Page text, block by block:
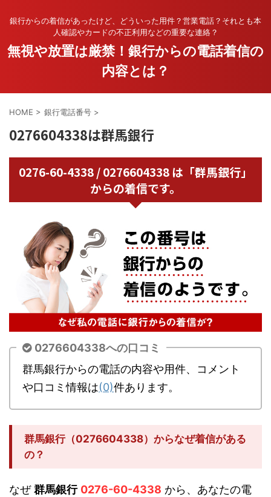
銀行からの着信があったけど、どういった用件？営業電話？それとも本
人確認やカードの不正利用などの重要な連絡？
無視や放置は厳禁！銀行からの電話着信の
内容とは？
HOME > 銀行電話番号 >
0276604338は群馬銀行
0276-60-4338 / 0276604338 は「群馬銀行」
からの着信です。
0276604338への口コミ
群馬銀行からの電話の内容や用件、コメント
や口コミ情報は(0)件あります。
群馬銀行（0276604338）からなぜ着信がある
の？
なぜ群馬銀行 0276-60-4338 から、あなたの電